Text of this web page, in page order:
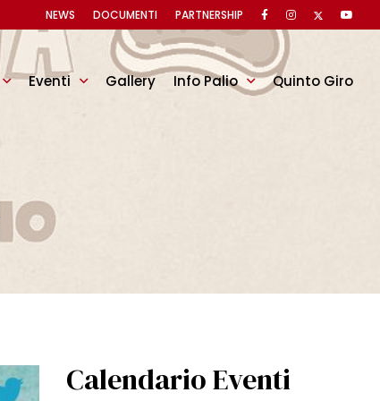
Eventi Gallery Info Palio Quinto Giro
NEWS DOCUMENTI PARTNERSHIP
Calendario Eventi